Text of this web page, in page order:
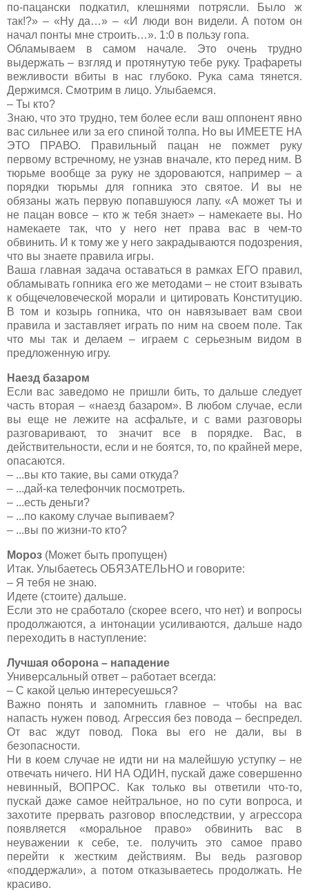
по-пацански подкатил, клешнями потрясли. Было ж
так!?» – «Ну да…» – «И люди вон видели. А потом он
начал понты мне строить…». 1:0 в пользу гопа.
Обламываем в самом начале. Это очень трудно
выдержать – взгляд и протянутую тебе руку. Трафареты
вежливости вбиты в нас глубоко. Рука сама тянется.
Держимся. Смотрим в лицо. Улыбаемся.
– Ты кто?
Знаю, что это трудно, тем более если ваш оппонент явно
вас сильнее или за его спиной толпа. Но вы ИМЕЕТЕ НА
ЭТО ПРАВО. Правильный пацан не пожмет руку
первому встречному, не узнав вначале, кто перед ним. В
тюрьме вообще за руку не здороваются, например – а
порядки тюрьмы для гопника это святое. И вы не
обязаны жать первую попавшуюся лапу. «А может ты и
не пацан вовсе – кто ж тебя знает» – намекаете вы. Но
намекаете так, что у него нет права вас в чем-то
обвинить. И к тому же у него закрадываются подозрения,
что вы знаете правила игры.
Ваша главная задача оставаться в рамках ЕГО правил,
обламывать гопника его же методами – не стоит взывать
к общечеловеческой морали и цитировать Конституцию.
В том и козырь гопника, что он навязывает вам свои
правила и заставляет играть по ним на своем поле. Так
что мы так и делаем – играем с серьезным видом в
предложенную игру.
Наезд базаром
Если вас заведомо не пришли бить, то дальше следует
часть вторая – «наезд базаром». В любом случае, если
вы еще не лежите на асфальте, и с вами разговоры
разговаривают, то значит все в порядке. Вас, в
действительности, если и не боятся, то, по крайней мере,
опасаются.
– ...вы кто такие, вы сами откуда?
– ...дай-ка телефончик посмотреть.
– ...есть деньги?
– ...по какому случае выпиваем?
– ...вы по жизни-то кто?
Мороз (Может быть пропущен)
Итак. Улыбаетесь ОБЯЗАТЕЛЬНО и говорите:
– Я тебя не знаю.
Идете (стоите) дальше.
Если это не сработало (скорее всего, что нет) и вопросы
продолжаются, а интонации усиливаются, дальше надо
переходить в наступление:
Лучшая оборона – нападение
Универсальный ответ – работает всегда:
– С какой целью интересуешься?
Важно понять и запомнить главное – чтобы на вас
напасть нужен повод. Агрессия без повода – беспредел.
От вас ждут повод. Пока вы его не дали, вы в
безопасности.
Ни в коем случае не идти ни на малейшую уступку – не
отвечать ничего. НИ НА ОДИН, пускай даже совершенно
невинный, ВОПРОС. Как только вы ответили что-то,
пускай даже самое нейтральное, но по сути вопроса, и
захотите прервать разговор впоследствии, у агрессора
появляется «моральное право» обвинить вас в
неуважении к себе, т.е. получить это самое право
перейти к жестким действиям. Вы ведь разговор
«поддержали», а потом отказываетесь продолжать. Не
красиво.